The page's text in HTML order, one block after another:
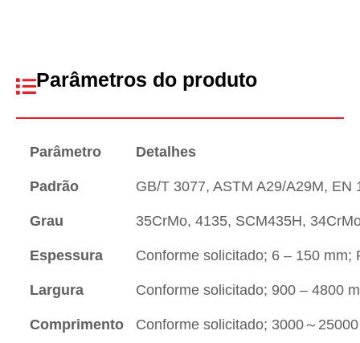
Parâmetros do produto
Parâmetro Detalhes
Padrão GB/T 3077, ASTM A29/A29M,
Grau 35CrMo, 4135, SCM435H,
Espessura Conforme solicitado; 6 – 150
Largura Conforme solicitado; 900 – 4800
Comprimento Conforme solicitado; 3000～